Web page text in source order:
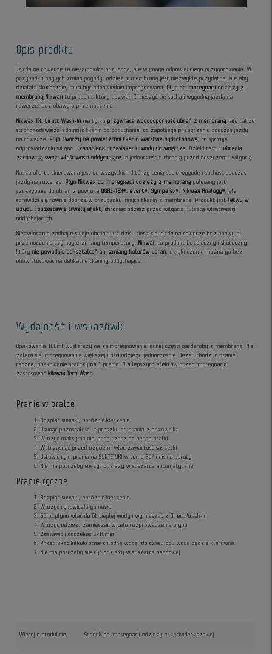
Opis prodktu
Jazda na rowerze to niesamowita przygoda, ale wymaga odpowiedniego przygotowania. W
przypadku nagłych zmian pogody, odzież z membraną jest niezwykle przydatna, ale aby
działała skutecznie, musi być odpowiednio impregnowana. Płyn do impregnacji odzieży z
membraną Nikwax to produkt, który pozwoli Ci cieszyć się suchą i wygodną jazdą na
rowerze, bez obawy o przemoczenie.
Nikwax TX. Direct Wash-In nie tylkoprzywraca wodoodporność ubrań z membraną, ale także
strong>odświeża zdolność tkanin do oddychania, co zapobiega przegrzaniu podczas jazdy
na rowerze. Płyn tworzy na powierzchni tkanin warstwę hydrofobową, co sprzyja
odprowadzaniu wilgoci i zapobiega przesiąkaniu wody do wnętrza. Dzięki temu,ubrania
zachowują swoje właściwości oddychające, a jednocześnie chronią przed deszczem i wilgocią.
Nasza oferta skierowana jest do wszystkich, którzy cenią sobie wygodę i suchość podczas
jazdy na rowerze. Płyn Nikwax do impregnacji odzieży z membraną polecany jest
szczególnie do ubrań z powłokąGORE-TEX®, eVent®, SympaTex®, Nikwax Analogy®, ale
sprawdzi się równie dobrze w przypadku innych tkanin z membraną. Produkt jestłatwy w
użyciu i pozostawia trwały efekt, chroniąc odzież przed wilgocią i utratą właściwości
oddychających.
Niezwłocznie zadbaj o swoje ubrania już dziś i ciesz się jazdą na rowerze bez obawy o
przemoczenie czy nagłe zmiany temperatury. Nikwax to produkt bezpieczny i skuteczny,
którynie powoduje odkształceń ani zmiany kolorów ubrań, dzięki czemu można go bez
obaw stosować na delikatne tkaniny oddychające.
Wydajność i wskazówki
Opakowanie 100ml wystarczy na zaimpregnowanie jednej części garderoby z membraną. Nie
zaleca się impregnowania większej ilości odzieży jednocześnie. Jeżeli chodzi o pranie
ręczne, opakowanie starczy na 1 pranie. Dla lepszych efektów przed impregnacja
zastosować Nikwax Tech Wash.
Pranie w pralce
Rozpiąć suwaki, opróżnić kieszenie
Usunąć pozostałości z proszku do prania z dozownika
Włożyć maksymalnie jedną rzecz do bębna pralki
Wstrząsnąć przed użyciem, wlać zawartość saszetki
Ustawić cykl prania na SYNTETYKI w temp 30° i niskie obroty
Nie ma potrzeby suszyć odzieży w suszarce automatycznej
Pranie ręczne
Rozpiąć suwaki, opróżnić kieszenie
Włożyć rękawiczki gumowe
50ml płynu wlać do 6L ciepłej wody i wymieszać z Direct Wash-In
Włożyć odzież, zamieszać w celu rozprowadzenia płynu
Zostawić i odczekać 5-10min
Przepłukać kilkukrotnie chłodną wodą, do czasu gdy woda będzie klarowna
Nie ma potrzeby suszyć odzieży w suszarce bębnowej
Więcej o produkcie Środek do impregnacji odzieży przeciwdeszczowej